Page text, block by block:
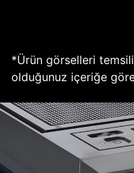
*Ürün görselleri
olduğunuz içeriğe